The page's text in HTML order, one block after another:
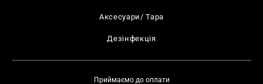
Аксесуари/ Тара
Дезінфекція
Приймаємо до оплати